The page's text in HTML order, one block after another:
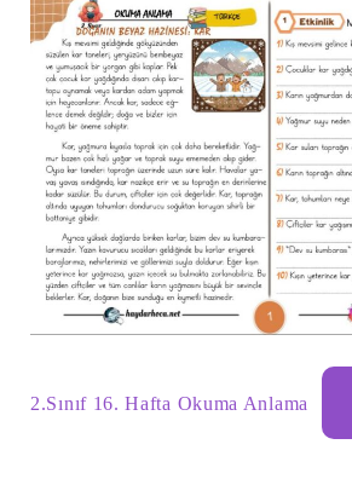
Şu
kelime
için
arama
sonuçları:
2.Sınıf 16. Hafta Okuma Anlama